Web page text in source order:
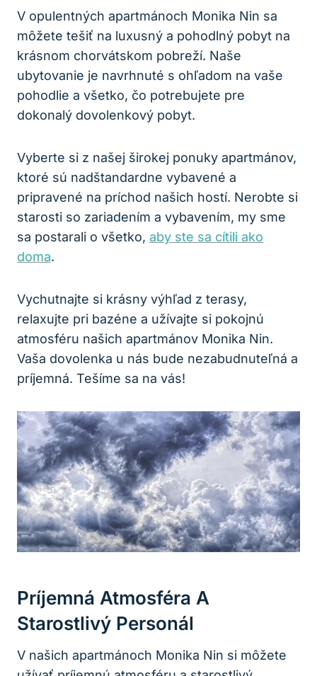
V opulentných apartmánoch Monika Nin sa
môžete tešiť na luxusný a pohodlný pobyt na
krásnom chorvátskom pobreží. Naše
ubytovanie je navrhnuté s ohľadom na vaše
pohodlie a všetko, čo potrebujete pre
dokonalý dovolenkový pobyt.
Vyberte si z našej širokej ponuky apartmánov,
ktoré sú nadštandardne vybavené a
pripravené na príchod našich hostí. Nerobte si
starosti so zariadením a vybavením, my sme
sa postarali o všetko, aby ste sa cítili ako
doma.
Vychutnajte si krásny výhľad z terasy,
relaxujte pri bazéne a užívajte si pokojnú
atmosféru našich apartmánov Monika Nin.
Vaša dovolenka u nás bude nezabudnuteľná a
príjemná. Tešíme sa na vás!
Príjemná Atmosféra A
Starostlivý Personál
V našich apartmánoch Monika Nin si môžete